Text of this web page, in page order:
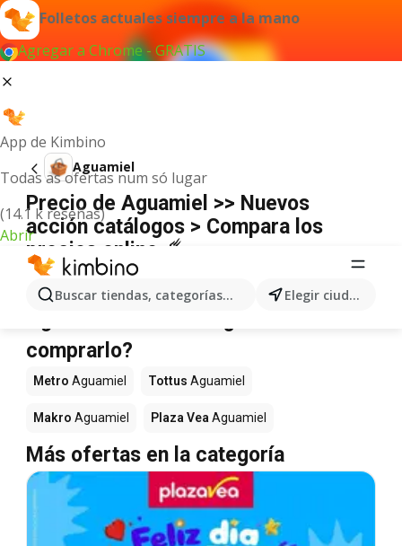
Folletos actuales siempre a la mano
Agregar a Chrome - GRATIS
App de Kimbino
Todas as ofertas num só lugar
(14.1 k reseñas)
Abrir
Buscar tiendas, categorías, productos... Elegir ciudad
Aguamiel
Precio de Aguamiel >> Nuevos
acción catálogos > Compara los
precios online ☄️
No hemos encontrado resultados para este
término.
comprarlo?
Metro Aguamiel Tottus Aguamiel
Makro Aguamiel Plaza Vea Aguamiel
Más ofertas en la categoría